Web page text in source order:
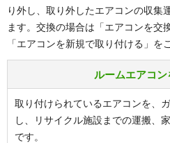
り外し、取り外したエアコンの収集
ます。交換の場合は「エアコンを交
「エアコンを新規で取り付ける」を
ルームエアコン
取り付けられているエアコンを、
し、リサイクル施設までの運搬、
です。